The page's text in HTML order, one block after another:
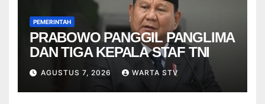
PEMERINTAH
PRABOWO PANGGIL PANGLIMA
DAN TIGA KEPALA STAF TNI
AGUSTUS 7, 2026 WARTA STV